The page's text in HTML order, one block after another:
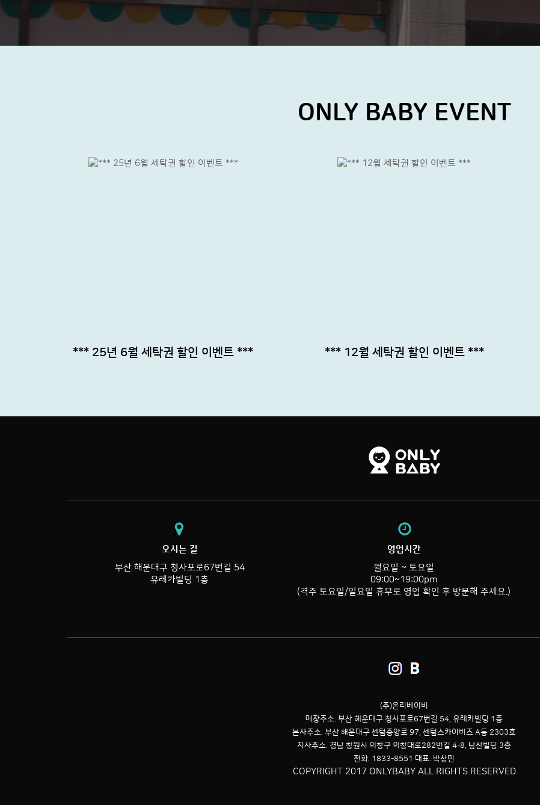
ONLY BABY EVENT
*** 25년 6월 세탁권 할인 이벤트 *** *** 12월 세탁권 할인 이벤트 ***
오시는 길
부산 해운대구 청사포로67번길 54
유레카빌딩 1층
영업시간
월요일 ~ 토요일
09:00~19:00pm
(격주 토요일/일요일 휴무로 영업 확인 후 방문해 주세요.)
(주)온리베이비
매장주소. 부산 해운대구 청사포로67번길 54, 유레카빌딩 1층
본사주소. 부산 해운대구 센텀중앙로 97, 센텀스카이비즈 A동 2303호
지사주소. 경남 창원시 의창구 의창대로282번길 4-8, 남산빌딩 3층
전화. 1833-8551 대표. 박상민
COPYRIGHT 2017 ONLYBABY ALL RIGHTS RESERVED